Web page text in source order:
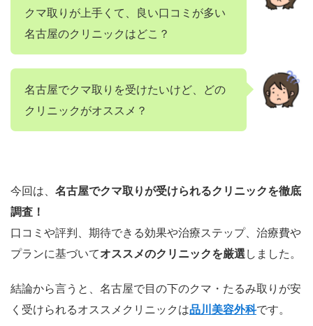
クマ取りが上手くて、良い口コミが多い
名古屋のクリニックはどこ？
名古屋でクマ取りを受けたいけど、どの
クリニックがオススメ？
今回は、 名古屋でクマ取りが受けられるクリニックを徹底
調査！
口コミや評判、期待できる効果や治療ステップ、治療費や
プランに基づいてオススメのクリニックを厳選しました。
結論から言うと、名古屋で目の下のクマ・たるみ取りが安
く受けられるオススメクリニックは品川美容外科です。